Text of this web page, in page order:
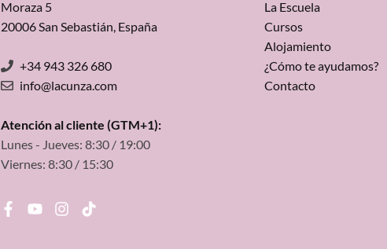
Moraza 5
20006 San Sebastián, España
+34 943 326 680
info@lacunza.com
Atención al cliente (GTM+1):
Lunes - Jueves: 8:30 / 19:00
Viernes: 8:30 / 15:30
La Escuela
Cursos
Alojamiento
¿Cómo te ayudamos?
Contacto